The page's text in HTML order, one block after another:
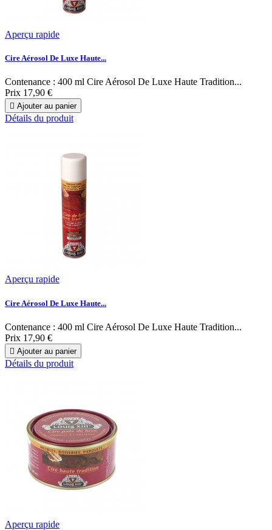
Aperçu rapide
Cire Aérosol De Luxe Haute...
Contenance : 400 ml Cire Aérosol De Luxe Haute Tradition...
Prix 17,90 €
 Ajouter au panier
Détails du produit
Aperçu rapide
Cire Aérosol De Luxe Haute...
Contenance : 400 ml Cire Aérosol De Luxe Haute Tradition...
Prix 17,90 €
 Ajouter au panier
Détails du produit
Aperçu rapide